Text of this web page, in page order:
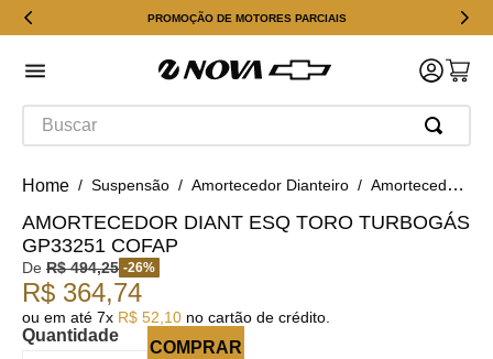
PROMOÇÃO DE MOTORES PARCIAIS
Buscar
Suspensão Amortecedor Dianteiro Amortecedor Diant Esq Toro Turbogás GP33251 Cofap
AMORTECEDOR DIANT ESQ TORO TURBOGÁS
GP33251 COFAP
De R$ 494,25 -26%
R$ 364,74
ou em até 7x R$ 52 10 no cartão de crédito.
Quantidade
COMPRAR